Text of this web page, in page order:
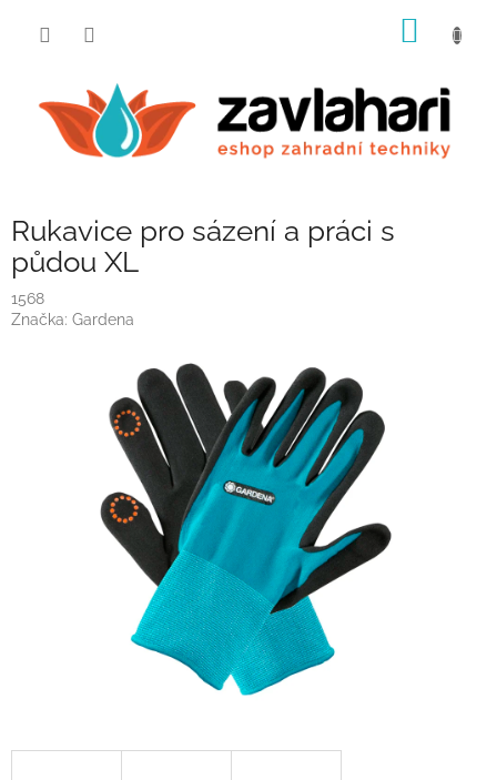
Rukavice pro sázení a práci s
půdou XL
1568
Značka: Gardena